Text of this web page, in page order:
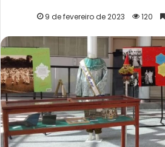
9 de fevereiro de 2023 120